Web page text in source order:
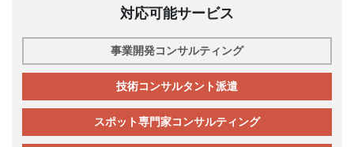
対応可能サービス
事業開発コンサルティング
技術コンサルタント派遣
スポット専門家コンサルティング